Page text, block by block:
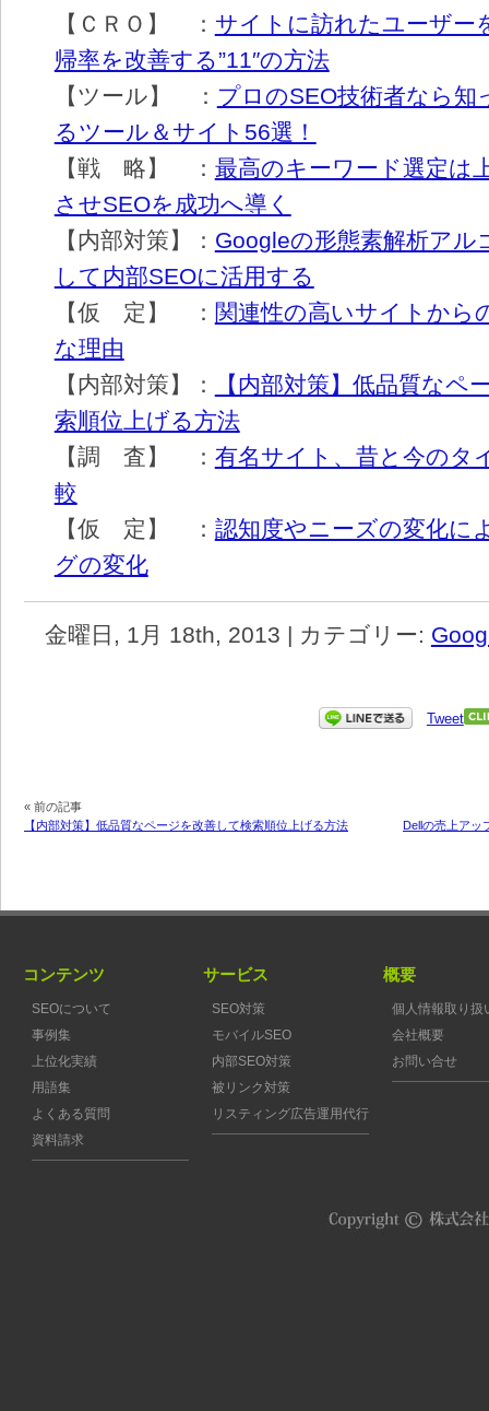
【ＣＲＯ】 ： サイトに訪れたユーザー
帰率を改善する”11″の方法
【ツール】 ： プロのSEO技術者なら知
るツール＆サイト56選！
【戦 略】 ： 最高のキーワード選定は
させSEOを成功へ導く
【内部対策】： Googleの形態素解析アル
して内部SEOに活用する
【仮 定】 ： 関連性の高いサイトから
な理由
【内部対策】：
【内部対策】低品質なペ
索順位上げる方法
【調 査】 ： 有名サイト、昔と今のタ
較
【仮 定】 ： 認知度やニーズの変化に
グの変化
金曜日, 1月 18th, 2013 | カテゴリー:
Tweet
« 前の記事
【内部対策】低品質なページを改善して検索順位上げる方法
Dellの売上アッ
コンテンツ
SEOについて
事例集
上位化実績
用語集
よくある質問
資料請求
サービス
SEO対策
モバイルSEO
内部SEO対策
被リンク対策
リスティング広告運用代行
概要
個人情報取り扱
会社概要
お問い合せ